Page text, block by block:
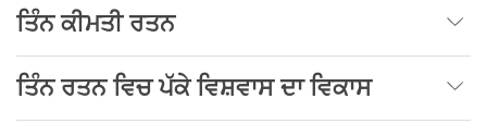
ਤਿੰਨ ਕੀਮਤੀ ਰਤਨ
ਤਿੰਨ ਰਤਨ ਵਿਚ ਪੱਕੇ ਵਿਸ਼ਵਾਸ ਦਾ ਵਿਕਾਸ